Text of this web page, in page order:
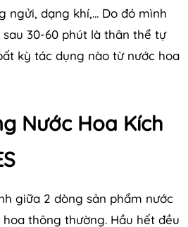
ngửi, dạng khí,... Do đó mình
30-60 phút là thân thể tự
kỳ tác dụng nào từ nước hoa
Nước Hoa Kích
giữa 2 dòng sản phẩm nước
thông thường. Hầu hết đều